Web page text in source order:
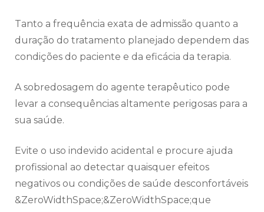
Tanto a frequência exata de admissão quanto a
duração do tratamento planejado dependem das
condições do paciente e da eficácia da terapia.
A sobredosagem do agente terapêutico pode
levar a consequências altamente perigosas para a
sua saúde.
Evite o uso indevido acidental e procure ajuda
profissional ao detectar quaisquer efeitos
negativos ou condições de saúde desconfortáveis
&ZeroWidthSpace;&ZeroWidthSpace;que